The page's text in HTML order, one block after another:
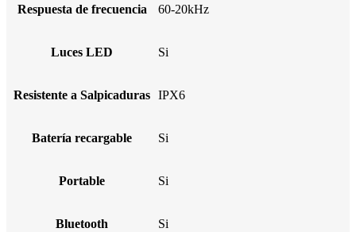
Respuesta de frecuencia 60-20kHz
Luces LED Si
Resistente a Salpicaduras IPX6
Batería recargable Si
Portable Si
Bluetooth Si